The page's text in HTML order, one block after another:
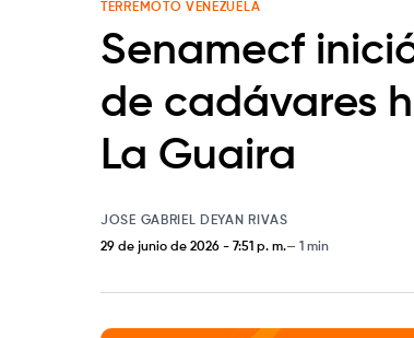
TERREMOTO VENEZUELA
Senamecf
de cadávares
La Guaira
JOSE GABRIEL DEYAN RIVAS
29 de junio de 2026 - 7:51 p. m. 1 min